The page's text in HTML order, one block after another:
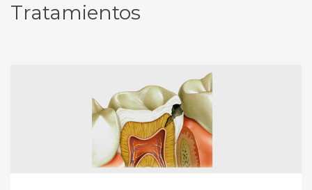
Tratamientos